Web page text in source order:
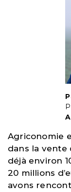
Agriconomie
dans la vente
déjà environ
20 millions
avons